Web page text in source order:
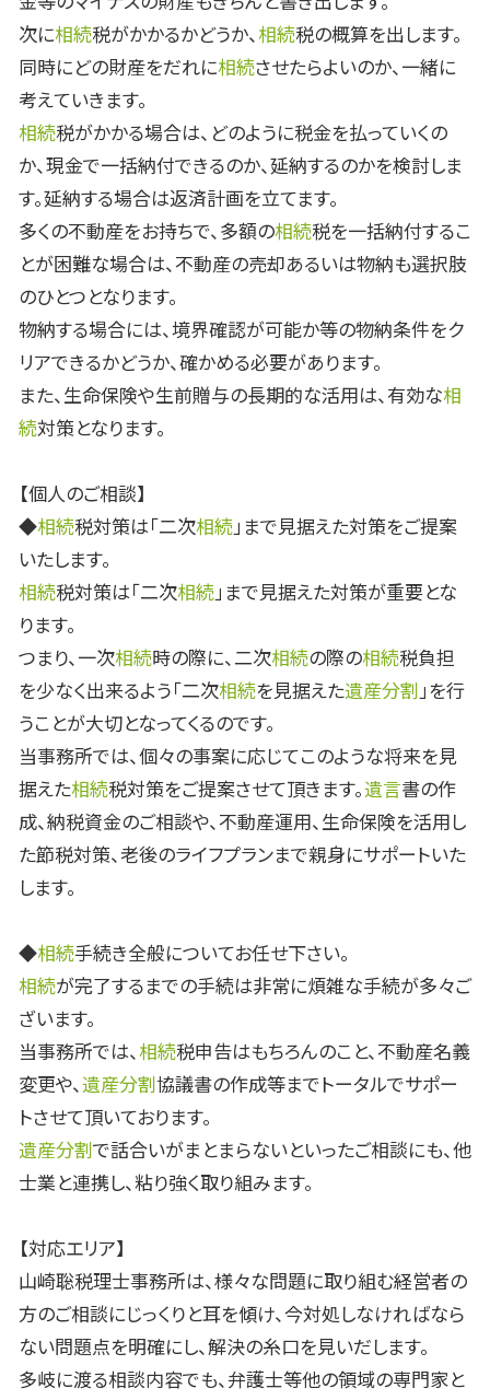
次に相続税がかかるかどうか、相続税の概算を出します。
同時にどの財産をだれに相続させたらよいのか、一緒に
考えていきます。
相続税がかかる場合は、どのように税金を払っていくの
か、現金で一括納付できるのか、延納するのかを検討しま
す。延納する場合は返済計画を立てます。
多くの不動産をお持ちで、多額の相続税を一括納付するこ
とが困難な場合は、不動産の売却あるいは物納も選択肢
のひとつとなります。
物納する場合には、境界確認が可能か等の物納条件をク
リアできるかどうか、確かめる必要があります。
また、生命保険や生前贈与の長期的な活用は、有効な相
続対策となります。
【個人のご相談】
◆相続税対策は「二次相続」まで見据えた対策をご提案
いたします。
相続税対策は「二次相続」まで見据えた対策が重要とな
ります。
つまり、一次相続時の際に、二次相続の際の相続税負担
を少なく出来るよう「二次相続を見据えた遺産分割」を行
うことが大切となってくるのです。
当事務所では、個々の事案に応じてこのような将来を見
据えた相続税対策をご提案させて頂きます。遺言書の作
成、納税資金のご相談や、不動産運用、生命保険を活用し
た節税対策、老後のライフプランまで親身にサポートいた
します。
◆相続手続き全般についてお任せ下さい。
相続が完了するまでの手続は非常に煩雑な手続が多々ご
ざいます。
当事務所では、相続税申告はもちろんのこと、不動産名義
変更や、遺産分割協議書の作成等までトータルでサポー
トさせて頂いております。
遺産分割で話合いがまとまらないといったご相談にも、他
士業と連携し、粘り強く取り組みます。
【対応エリア】
山崎聡税理士事務所は、様々な問題に取り組む経営者の
方のご相談にじっくりと耳を傾け、今対処しなければなら
ない問題点を明確にし、解決の糸口を見いだします。
多岐に渡る相談内容でも、弁護士等他の領域の専門家と